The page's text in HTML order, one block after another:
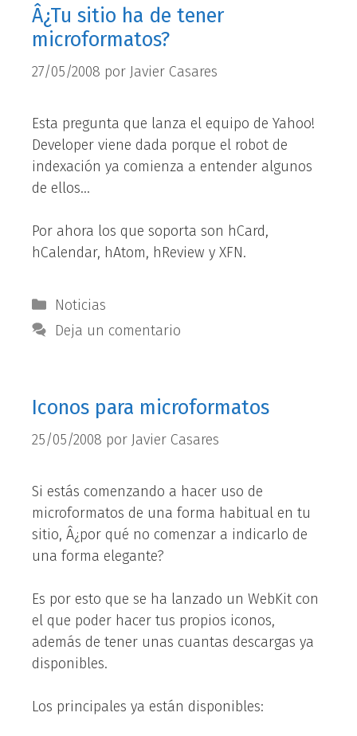
Â¿Tu sitio ha de tener
microformatos?
27/05/2008 por Javier Casares
Esta pregunta que lanza el equipo de Yahoo!
Developer viene dada porque el robot de
indexación ya comienza a entender algunos
de ellos…
Por ahora los que soporta son hCard,
hCalendar, hAtom, hReview y XFN.
Categorías
Noticias
Deja un comentario
Iconos para microformatos
25/05/2008 por Javier Casares
Si estás comenzando a hacer uso de
microformatos de una forma habitual en tu
sitio, Â¿por qué no comenzar a indicarlo de
una forma elegante?
Es por esto que se ha lanzado un WebKit con
el que poder hacer tus propios iconos,
además de tener unas cuantas descargas ya
disponibles.
Los principales ya están disponibles: